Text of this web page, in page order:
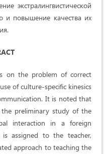
экстралингвистической
и повышение качества их
on the problem of correct
of culture-specific kinesics
It is noted that
preliminary study of the
interaction in a foreign
assigned to the teacher,
approach to teaching the